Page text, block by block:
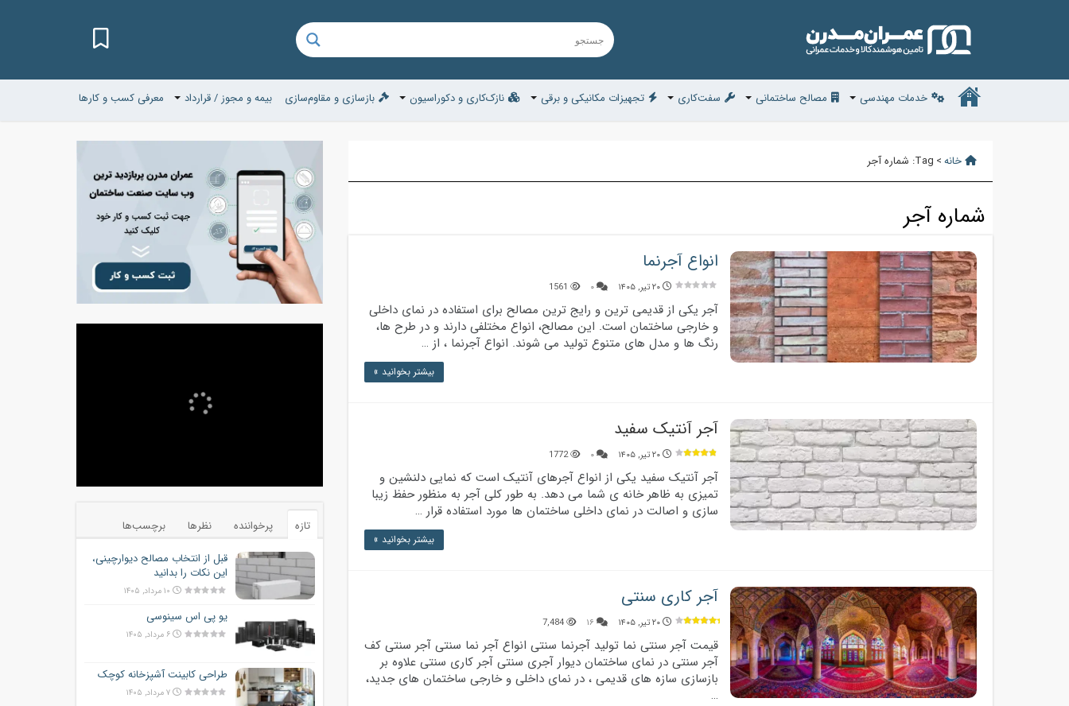
خدمات مهندسی مصالح ساختمانی سفت‌کاری تجهیزات مکانیکی و برقی نازک‌کاری و دکوراسیون بازسازی و مقاوم‌سازی بیمه و مجوز / قرارداد معرفی کسب و کارها
خانه>
Tag: شماره آجر
شماره آجر
انواع آجرنما
۲۰ تیر, ۱۴۰۵ ۰ 1561
آجر یکی از قدیمی ترین و رایج ترین مصالح برای استفاده در نمای داخلی
و خارجی ساختمان است. این مصالح، انواع مختلفی دارند و در طرح ها،
رنگ ها و مدل های متنوع تولید می شوند. انواع آجرنما ، از …
بیشتر بخوانید »
آجر آنتیک سفید
۲۰ تیر, ۱۴۰۵ ۰ 1772
آجر آنتیک سفید یکی از انواع آجرهای آنتیک است که نمایی دلنشین و
تمیزی به ظاهر خانه ­ی شما می دهد. به طور کلی آجر به منظور حفظ زیبا
سازی و اصالت در نمای داخلی ساختمان ها مورد استفاده قرار …
بیشتر بخوانید »
آجر کاری سنتی
۲۰ تیر, ۱۴۰۵ ۱۶ 7,484
قیمت آجر سنتی نما تولید آجرنما سنتی انواع آجر نما سنتی آجر سنتی کف
آجر سنتی در نمای ساختمان دیوار آجری سنتی آجر کاری سنتی علاوه بر
بازسازی سازه های قدیمی ، در نمای داخلی و خارجی ساختمان های جدید،
…
تازه پرخواننده نظرها
برچسب‌ها
قبل از انتخاب مصالح دیوارچینی،
این نکات را بدانید
۱۰ مرداد, ۱۴۰۵
یو پی اس سینوسی
۶ مرداد, ۱۴۰۵
طراحی کابینت آشپزخانه کوچک
۷ مرداد, ۱۴۰۵